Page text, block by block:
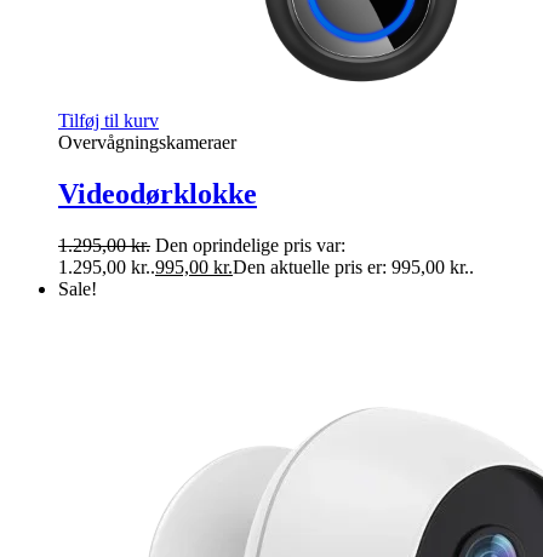
Tilføj til kurv
Overvågningskameraer
Videodørklokke
1.295,00kr. Den oprindelige pris var:
1.295,00 kr..995,00 kr.Den aktuelle pris er: 995,00 kr..
Sale!